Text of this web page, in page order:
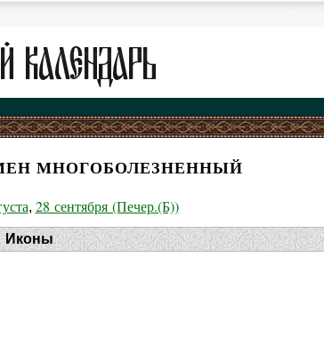
МНОГОБОЛЕЗНЕННЫЙ
, 28 сентября (Печер.(Б))
Иконы